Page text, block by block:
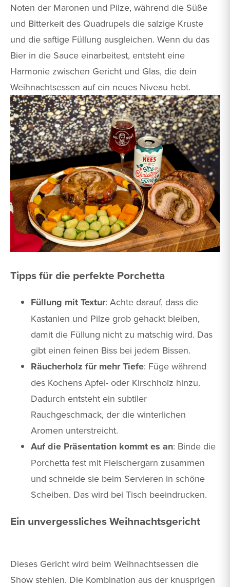
Noten der Maronen und Pilze, während die Süße
und Bitterkeit des Quadrupels die salzige Kruste
und die saftige Füllung ausgleichen. Wenn du das
Bier in die Sauce einarbeitest, entsteht eine
Harmonie zwischen Gericht und Glas, die dein
Weihnachtsessen auf ein neues Niveau hebt.
Tipps für die perfekte Porchetta
Füllung mit Textur: Achte darauf, dass die
Kastanien und Pilze grob gehackt bleiben,
damit die Füllung nicht zu matschig wird. Das
gibt einen feinen Biss bei jedem Bissen.
Räucherholz für mehr Tiefe: Füge während
des Kochens Apfel- oder Kirschholz hinzu.
Dadurch entsteht ein subtiler
Rauchgeschmack, der die winterlichen
Aromen unterstreicht.
Auf die Präsentation kommt es an: Binde die
Porchetta fest mit Fleischergarn zusammen
und schneide sie beim Servieren in schöne
Scheiben. Das wird bei Tisch beeindrucken.
Ein unvergessliches Weihnachtsgericht
Dieses Gericht wird beim Weihnachtsessen die
Show stehlen. Die Kombination aus der knusprigen